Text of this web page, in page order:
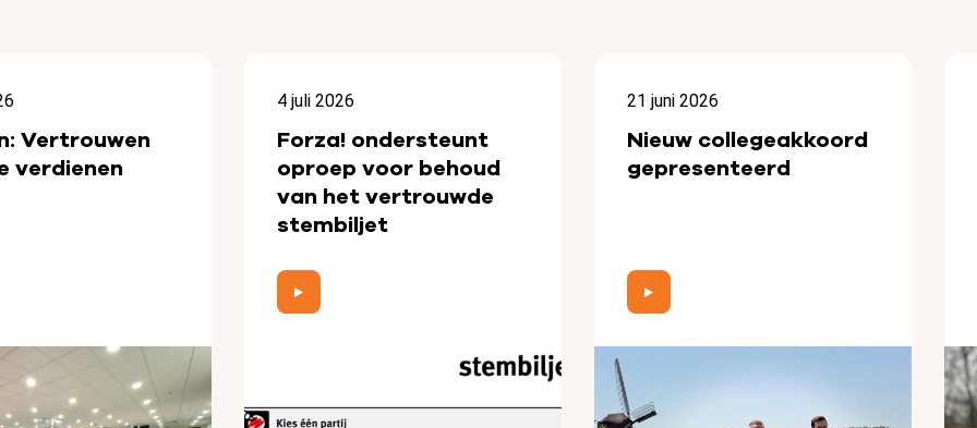
Vertrouwen
verdienen
4 juli 2026
Forza! ondersteunt
oproep voor behoud
van het vertrouwde
stembiljet
21 juni 2026
Nieuw collegeakkoord
gepresenteerd